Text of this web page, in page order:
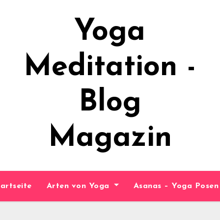
Yoga
Meditation -
Blog
Magazin
Arten von Yoga Asanas – Yoga